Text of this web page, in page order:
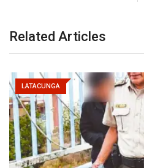
Related Articles
LATACUNGA